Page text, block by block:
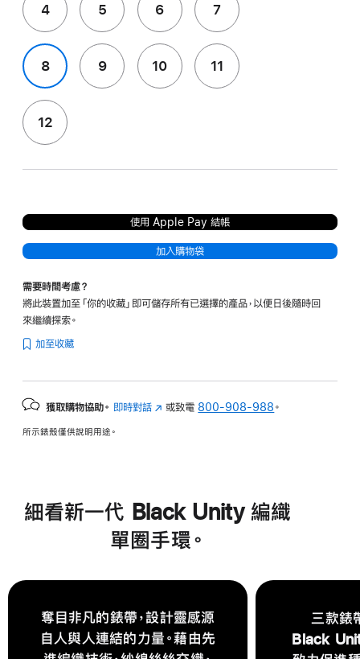
4 5 6 7
8 9 10 11
12
使用 Apple Pay 結帳
加入購物袋
需要時間考慮？
將此裝置加至「你的收藏」即可儲存所有已選擇的產品，以便日後隨時回
來繼續探索。
加至收藏
獲取購物協助。 即時對話 (以 或致電 800-908-988 。
所示錶殼僅供說明用途。
細看新一代 Black Unity 編織
單圈手環。
奪目非凡的錶帶，設計靈感源
自人與人連結的力量。藉由先
三款錶
Black